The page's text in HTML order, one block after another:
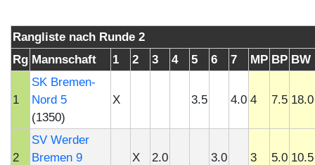
Rangliste nach Runde 2
Rg Mannschaft 1 2 3 4 5 6 7 MP BP BW
1
SK Bremen-
Nord 5
(1350)
X 3.5 4.0 4 7.5 18.0
2
SV Werder
Bremen 9
X 2.0 3.0 3 5.0 10.5